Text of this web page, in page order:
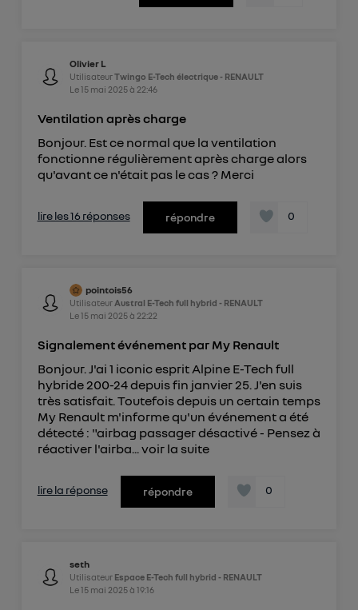
Olivier L
UtilisateurTwingo E-Tech électrique - RENAULT
Le15 mai 2025à 22:46
Ventilation après charge
Bonjour. Est ce normal que la ventilation
fonctionne régulièrement après charge alors
qu'avant ce n'était pas le cas ? Merci
lire les 16 réponses répondre 0
pointois56
Utilisateur Austral E-Tech full hybrid - RENAULT
Le15 mai 2025à 22:22
Signalement événement par My Renault
Bonjour. J'ai 1 iconic esprit Alpine E-Tech full
hybride 200-24 depuis fin janvier 25. J'en suis
très satisfait. Toutefois depuis un certain temps
My Renault m'informe qu'un événement a été
détecté : "airbag passager désactivé - Pensez à
réactiver l'airba... voir la suite
lire la réponse répondre 0
seth
Utilisateur Espace E-Tech full hybrid - RENAULT
Le15 mai 2025à 19:16